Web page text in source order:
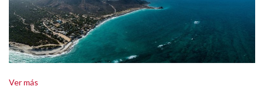
Ver más